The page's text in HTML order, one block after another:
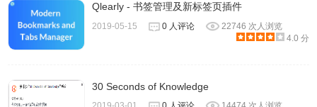
Qlearly - 书签管理及新标签页插件
2019-05-15 0 人评论
22746 次人浏览
4.0 分
30 Seconds of Knowledge